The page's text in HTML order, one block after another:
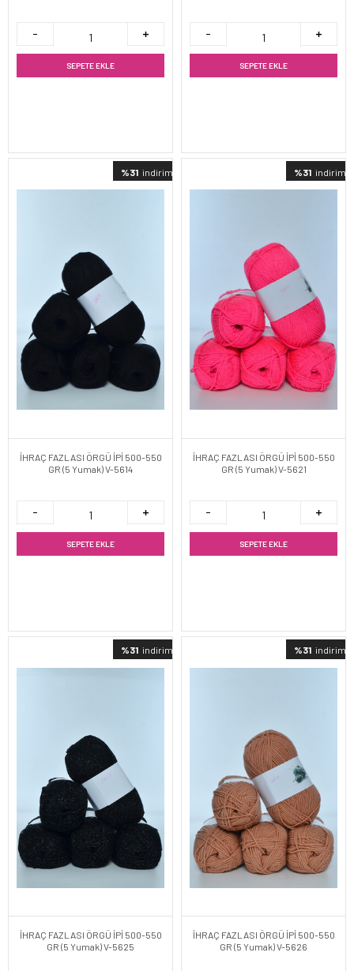
SEPETE EKLE SEPETE EKLE
%31 indirimli
İHRAÇ FAZLASI ÖRGÜ İPİ 500-550
GR (5 Yumak) V-5614
SEPETE EKLE
%31 indirimli
İHRAÇ FAZLASI ÖRGÜ İPİ 500-550
GR (5 Yumak) V-5621
SEPETE EKLE
%31 indirimli
İHRAÇ FAZLASI ÖRGÜ İPİ 500-550
GR (5 Yumak) V-5625
%31 indirimli
İHRAÇ FAZLASI ÖRGÜ İPİ 500-550
GR (5 Yumak) V-5626